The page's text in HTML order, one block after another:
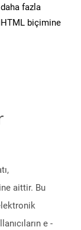
fazla
biçimine
aittir. Bu
e -